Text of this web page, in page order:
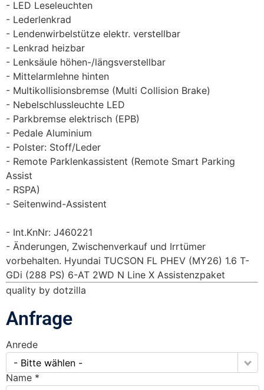
LED Leseleuchten
Lederlenkrad
Lendenwirbelstütze elektr. verstellbar
Lenkrad heizbar
Lenksäule höhen-/längsverstellbar
Mittelarmlehne hinten
Multikollisionsbremse (Multi Collision Brake)
Nebelschlussleuchte LED
Parkbremse elektrisch (EPB)
Pedale Aluminium
Polster: Stoff/Leder
Remote Parklenkassistent (Remote Smart Parking
Assist
RSPA)
Seitenwind-Assistent
Int.KnNr: J460221
Änderungen, Zwischenverkauf und Irrtümer
vorbehalten. Hyundai TUCSON FL PHEV (MY26) 1.6 T-
GDi (288 PS) 6-AT 2WD N Line X Assistenzpaket
quality by dotzilla
Anfrage
Anrede
- Bitte wählen -
Name *